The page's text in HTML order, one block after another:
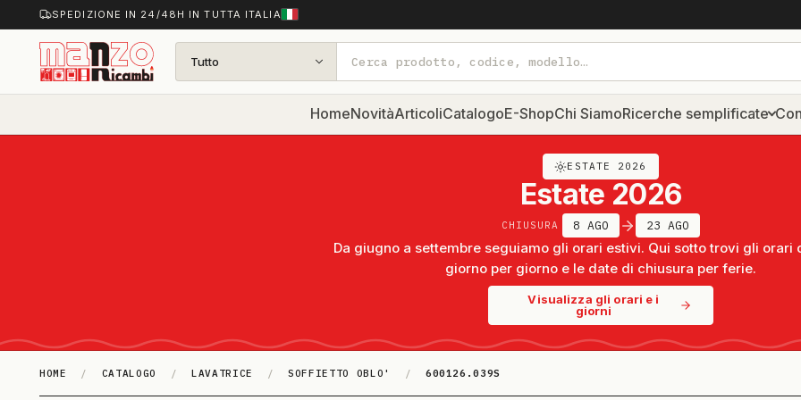
SPEDIZIONE IN 24/48H IN TUTTA ITALIA
Tutto
HomeNovitàArticoliCatalogoE-ShopChi SiamoRicerche semplificate
ESTATE 2026
Estate 2026
CHIUSURA 8 AGO 23 AGO
Da giugno a settembre seguiamo gli orari estivi. Qui sotto trovi gli orari
giorno per giorno e le date di chiusura per ferie.
Visualizza gli orari e i
giorni
HOME / CATALOGO / LAVATRICE / SOFFIETTO OBLO' / 600126.039S